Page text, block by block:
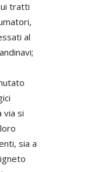
tratti
al
via si
sia a